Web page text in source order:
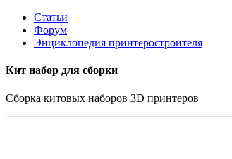
Статьи
Форум
Энциклопедия принтеростроителя
Кит набор для сборки
Сборка китовых наборов 3D принтеров